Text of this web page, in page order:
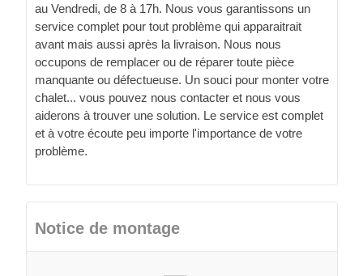
au Vendredi, de 8 à 17h. Nous vous garantissons un
service complet pour tout problème qui apparaitrait
avant mais aussi après la livraison. Nous nous
occupons de remplacer ou de réparer toute pièce
manquante ou défectueuse. Un souci pour monter votre
chalet... vous pouvez nous contacter et nous vous
aiderons à trouver une solution. Le service est complet
et à votre écoute peu importe l'importance de votre
problème.
Notice de montage